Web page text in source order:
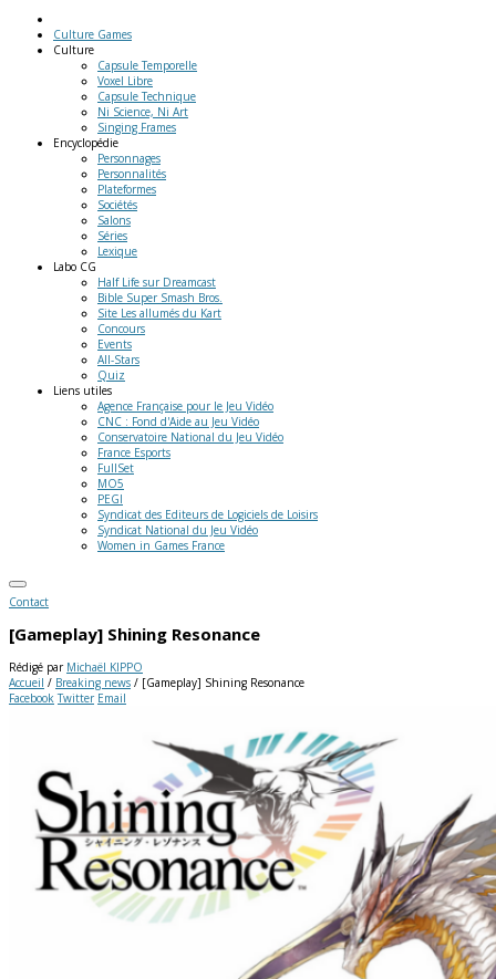
Culture Games
Culture
Capsule Temporelle
Voxel Libre
Capsule Technique
Ni Science, Ni Art
Singing Frames
Encyclopédie
Personnages
Personnalités
Plateformes
Sociétés
Salons
Séries
Lexique
Labo CG
Half Life sur Dreamcast
Bible Super Smash Bros.
Site Les allumés du Kart
Concours
Events
All-Stars
Quiz
Liens utiles
Agence Française pour le Jeu Vidéo
CNC : Fond d'Aide au Jeu Vidéo
Conservatoire National du Jeu Vidéo
France Esports
FullSet
MO5
PEGI
Syndicat des Editeurs de Logiciels de Loisirs
Syndicat National du Jeu Vidéo
Women in Games France
Contact
[Gameplay] Shining Resonance
Rédigé par Michaël KIPPO
Accueil / Breaking news / [Gameplay] Shining Resonance
Facebook Twitter Email